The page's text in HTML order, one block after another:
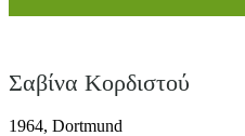
Σαβίνα Κορδιστού
1964, Dortmund